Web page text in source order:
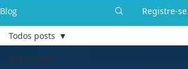
Blog Registre-se
Todos posts
Todos posts